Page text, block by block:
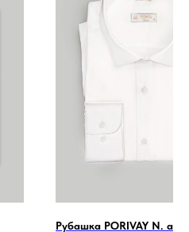
Рубашка PORIVAY N.